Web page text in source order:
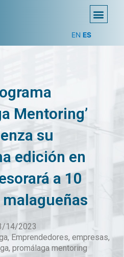
EN ES
Mentoring’
su
edición en
a 10
14/2023
, Emprendedores, empresas,
, promálaga mentoring